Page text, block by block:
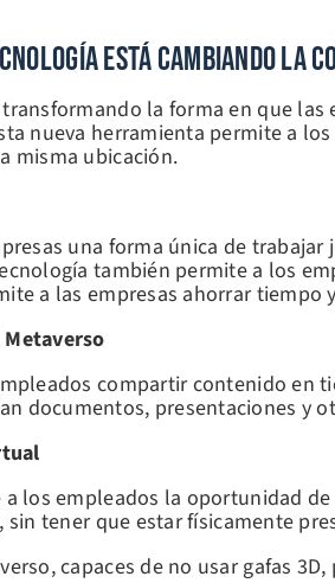
Está Cambiando
la forma en que
nueva herramienta permite a
misma ubicación.
una forma única de
también permite a los
a las empresas ahorrar tiempo
compartir contenido en
documentos, presentaciones y
a los empleados la oportunidad
tener que estar físicamente
capaces de no usar gafas